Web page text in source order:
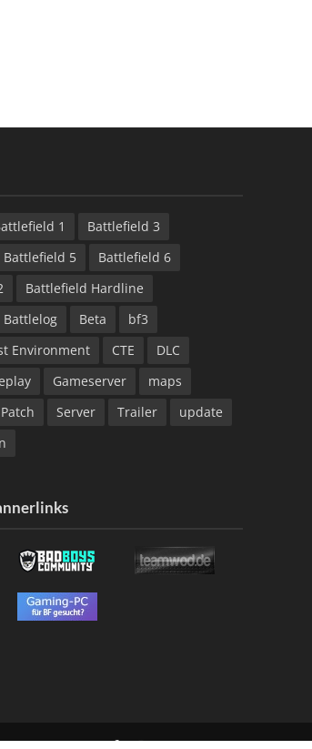
1
Battlefield 3
Battlefield 5
Battlefield 6
Battlefield Hardline
Battlelog Beta
bf3
Environment
CTE
DLC
Gameserver
maps
Patch Server Trailer
update